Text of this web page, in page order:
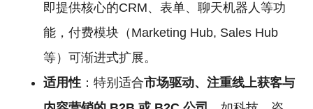
即提供核心的CRM、表单、聊天机器人等功
能，付费模块（Marketing Hub, Sales Hub
等）可渐进式扩展。
适用性 ：特别适合市场驱动、注重线上获客与